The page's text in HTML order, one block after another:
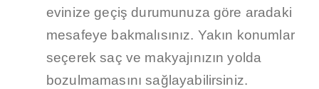
evinize geçiş durumunuza göre aradaki
mesafeye bakmalısınız. Yakın konumlar
seçerek saç ve makyajınızın yolda
bozulmamasını sağlayabilirsiniz.